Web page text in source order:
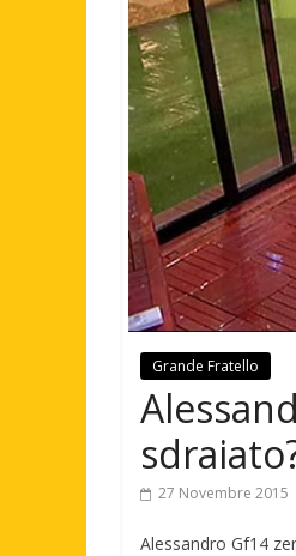
Grande Fratello
27 Novembre 2015
Alessandro Gf14